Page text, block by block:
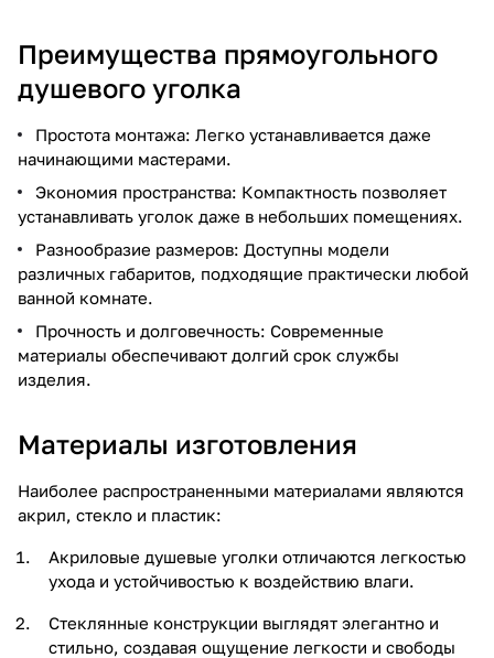
Преимущества прямоугольного
душевого уголка
Простота монтажа: Легко устанавливается даже
начинающими мастерами.
Экономия пространства: Компактность позволяет
устанавливать уголок даже в небольших помещениях.
Разнообразие размеров: Доступны модели
различных габаритов, подходящие практически любой
ванной комнате.
Прочность и долговечность: Современные
материалы обеспечивают долгий срок службы
изделия.
Материалы изготовления
Наиболее распространенными материалами являются
акрил, стекло и пластик:
Акриловые душевые уголки отличаются легкостью
ухода и устойчивостью к воздействию влаги.
Стеклянные конструкции выглядят элегантно и
стильно, создавая ощущение легкости и свободы